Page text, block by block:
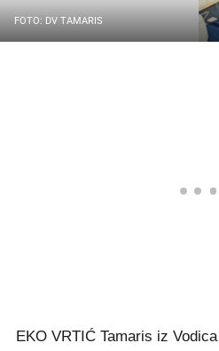
FOTO: DV TAMARIS
EKO VRTIĆ Tamaris iz Vodica